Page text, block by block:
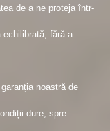
de a ne proteja într-
echilibrată, fără a
noastră de
dure, spre